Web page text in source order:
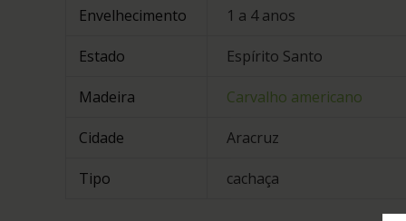
Envelhecimento 1 a 4 anos
Estado Espírito Santo
Madeira Carvalho americano
Cidade Aracruz
Tipo cachaça